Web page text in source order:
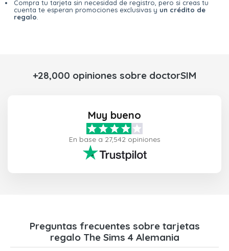
Compra tu tarjeta sin necesidad de registro, pero si creas tu
cuenta te esperan promociones exclusivas y un crédito de
regalo
+28,000 opiniones sobre doctorSIM
Muy bueno
En base a 27,542 opiniones
Preguntas frecuentes sobre tarjetas
regalo The Sims 4 Alemania